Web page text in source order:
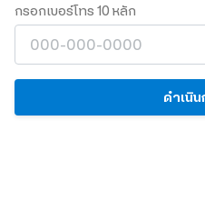
กรอกเบอร์โทร 10 หลัก
ดำเนิ